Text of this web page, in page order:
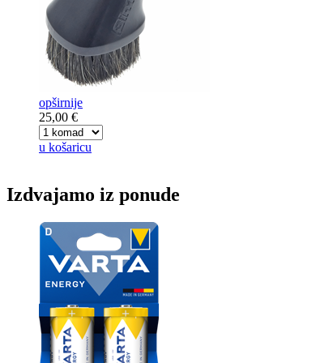
opširnije
25,00 €
u košaricu
Izdvajamo iz ponude